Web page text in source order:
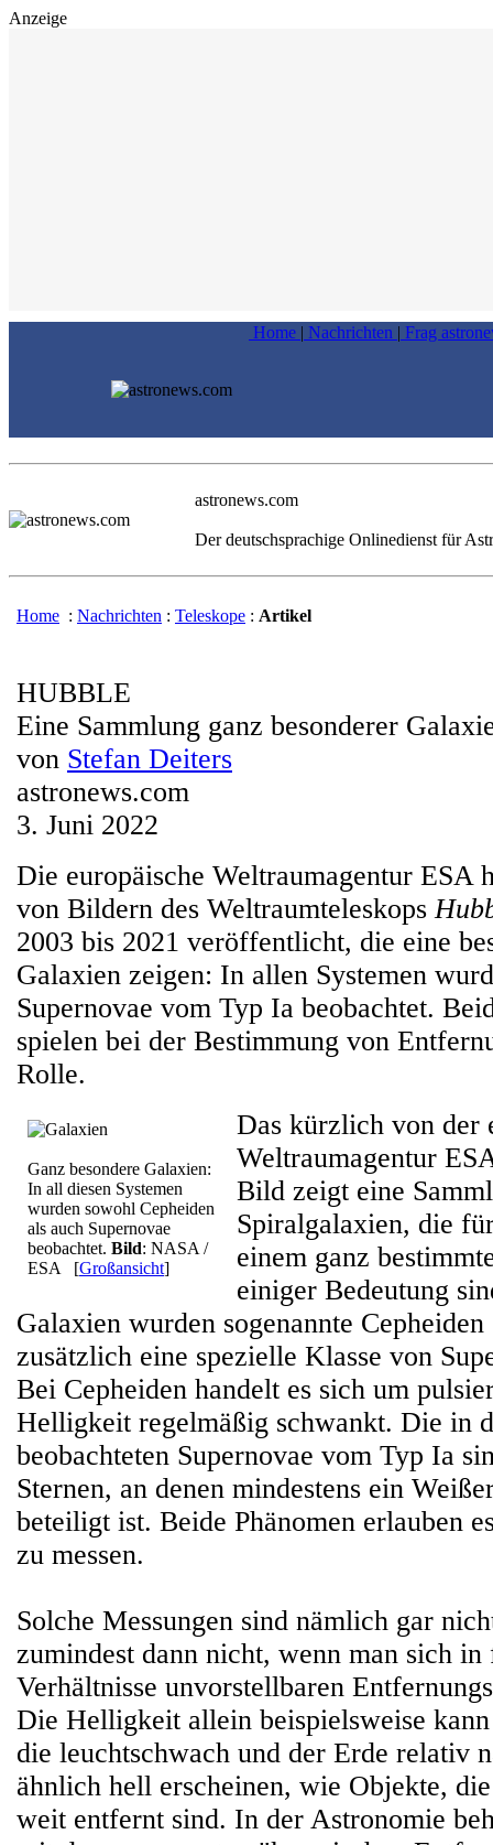
Anzeige
Home | Nachrichten | Frag
astronews.com
Der deutschsprachige Onlinedienst für
Home : Nachrichten : Teleskope : Artikel
HUBBLE
Eine Sammlung ganz besonderer
von Stefan Deiters
astronews.com
3. Juni 2022
Die europäische Weltraumagentur ESA
von Bildern des Weltraumteleskops
2003 bis 2021 veröffentlicht, die eine
Galaxien zeigen: In allen Systemen
Supernovae vom Typ Ia beobachtet.
spielen bei der Bestimmung von
Rolle.
Ganz besondere Galaxien:
In all diesen Systemen
wurden sowohl Cepheiden
als auch Supernovae
beobachtet. Bild: NASA /
ESA [Großansicht]
Das kürzlich von der
Weltraumagentur
Bild zeigt eine
Spiralgalaxien, die
einem ganz
einiger Bedeutung
Galaxien wurden sogenannte
zusätzlich eine spezielle Klasse von
Bei Cepheiden handelt es sich um
Helligkeit regelmäßig schwankt. Die in
beobachteten Supernovae vom Typ Ia
Sternen, an denen mindestens ein
beteiligt ist. Beide Phänomen erlauben
zu messen.
Solche Messungen sind nämlich gar
zumindest dann nicht, wenn man sich
Verhältnisse unvorstellbaren
Die Helligkeit allein beispielsweise
die leuchtschwach und der Erde relativ
ähnlich hell erscheinen, wie Objekte,
weit entfernt sind. In der Astronomie